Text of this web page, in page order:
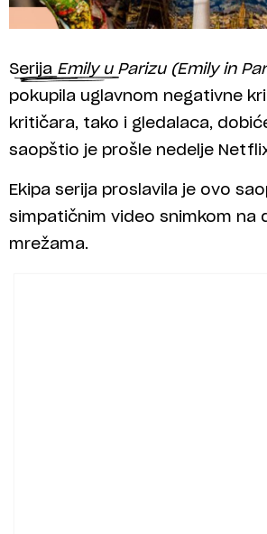
Serija Emily u Parizu (Emily in
pokupila uglavnom negativne
kritičara, tako i gledalaca,
saopštio je prošle nedelje
Ekipa serija proslavila je ovo
simpatičnim video snimkom na
mrežama.